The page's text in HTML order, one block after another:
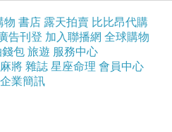
物 書店 露天拍賣 比比昂代購
告刊登 加入聯播網 全球購物
錢包 旅遊 服務中心
將 雜誌 星座命理 會員中心
企業簡訊